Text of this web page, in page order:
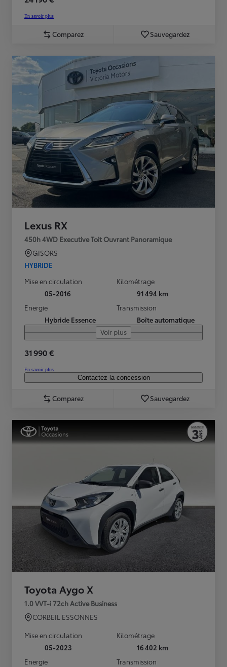
En savoir plus
Comparez Sauvegardez
Lexus RX
450h 4WD Executive Toit Ouvrant Panoramique
GISORS
HYBRIDE
Mise en circulation
05-2016
Kilométrage
91 494 km
Energie
Hybride Essence
Transmission
Boîte automatique
Voir plus
31 990 €
En savoir plus
Contactez la concession
Comparez Sauvegardez
Toyota Aygo X
1.0 VVT-i 72ch Active Business
CORBEIL ESSONNES
Mise en circulation
05-2023
Kilométrage
16 402 km
Energie
Transmission